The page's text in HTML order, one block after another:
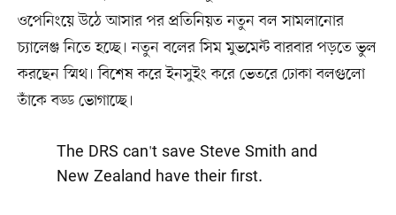
ওপেনিংয়ে উঠে আসার পর প্রতিনিয়ত নতুন বল সামলানোর
চ্যালেঞ্জ নিতে হচ্ছে। নতুন বলের সিম মুভমেন্ট বারবার পড়তে ভুল
করছেন স্মিথ। বিশেষ করে ইনসুইং করে ভেতরে ঢোকা বলগুলো
তাঁকে বড্ড ভোগাচ্ছে।
The DRS can't save Steve Smith and
New Zealand have their first.